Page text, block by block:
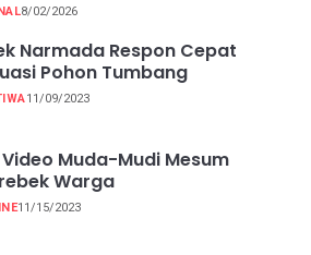
8/02/2026
Narmada Respon Cepat
Pohon Tumbang
11/09/2023
Muda-Mudi Mesum
Warga
11/15/2023